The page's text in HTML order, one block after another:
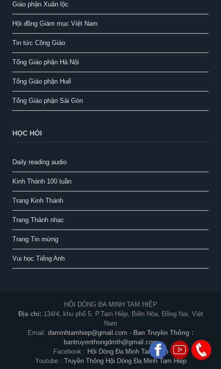
Giáo phận Xuân lộc
Hội đồng Giám mục Việt Nam
Tin tức Công Giáo
Tổng Giáo phận Hà Nội
Tổng Giáo phận Huế
Tổng Giáo phận Sài Gòn
HỌC HỎI
Daily reading audio
Kinh Thánh 100 tuần
Trang Kinh Thánh
Trang Thánh nhạc
Trang Tin mừng
Vui học Tiếng Anh
HỘI DÒNG ĐA MINH TAM HIỆP
Địa chỉ: 134/4, khu phố 5, P.Tam Hiệp, Biên Hòa, Đồng Nai, Việt
Nam
Email: daminhtamhiep@gmail.com - Ban Truyền Thông :
bantruyenthongdmth@gmail.com
Facebook : Hội Dòng Đa Minh Tam Hiệp
Youtube : Truyền Thông Hội Dòng Đa Minh Tam Hiệp